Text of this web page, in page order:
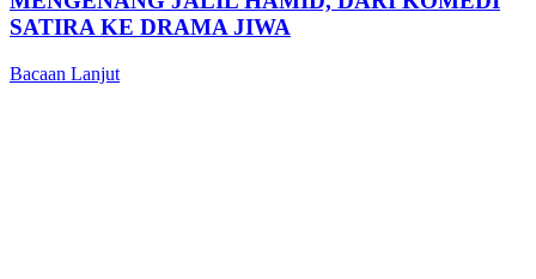
SATIRA KE DRAMA JIWA
Bacaan Lanjut